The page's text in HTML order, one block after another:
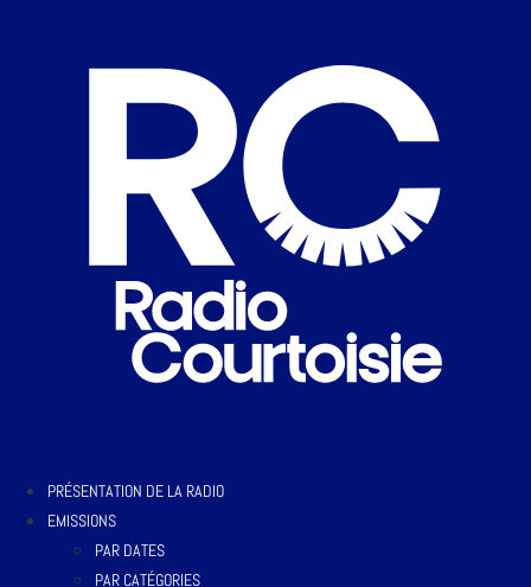
PRÉSENTATION DE LA RADIO
EMISSIONS
PAR DATES
PAR CATÉGORIES